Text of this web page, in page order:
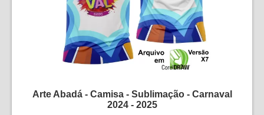
Arte Abadá - Camisa - Sublimação - Carnaval
2024 - 2025